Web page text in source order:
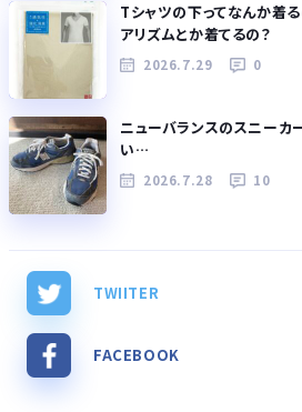
Tシャツの下ってなんか着
アリズムとか着てるの？
2026.7.29 0
ニューバランスのスニーカ
い…
2026.7.28 10
TWIITER
FACEBOOK